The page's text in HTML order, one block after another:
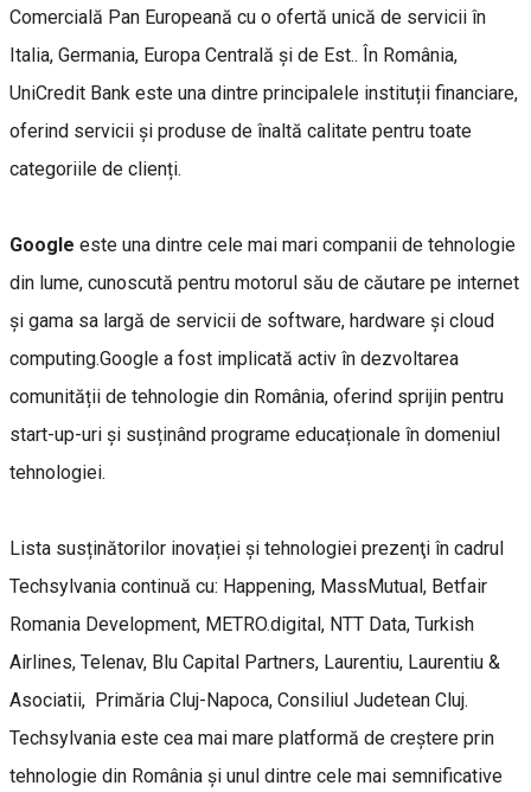
Comercială Pan Europeană cu o ofertă unică de servicii în
Italia, Germania, Europa Centrală și de Est.. În România,
UniCredit Bank este una dintre principalele instituții financiare,
oferind servicii și produse de înaltă calitate pentru toate
categoriile de clienți.
Google este una dintre cele mai mari companii de tehnologie
din lume, cunoscută pentru motorul său de căutare pe internet
și gama sa largă de servicii de software, hardware și cloud
computing.Google a fost implicată activ în dezvoltarea
comunității de tehnologie din România, oferind sprijin pentru
start-up-uri și susținând programe educaționale în domeniul
tehnologiei.
Lista susținătorilor inovației și tehnologiei prezenţi în cadrul
Techsylvania continuă cu: Happening, MassMutual, Betfair
Romania Development, METRO.digital, NTT Data, Turkish
Airlines, Telenav, Blu Capital Partners, Laurentiu, Laurentiu &
Asociatii, Primăria Cluj-Napoca, Consiliul Judetean Cluj.
Techsylvania este cea mai mare platformă de creștere prin
tehnologie din România și unul dintre cele mai semnificative